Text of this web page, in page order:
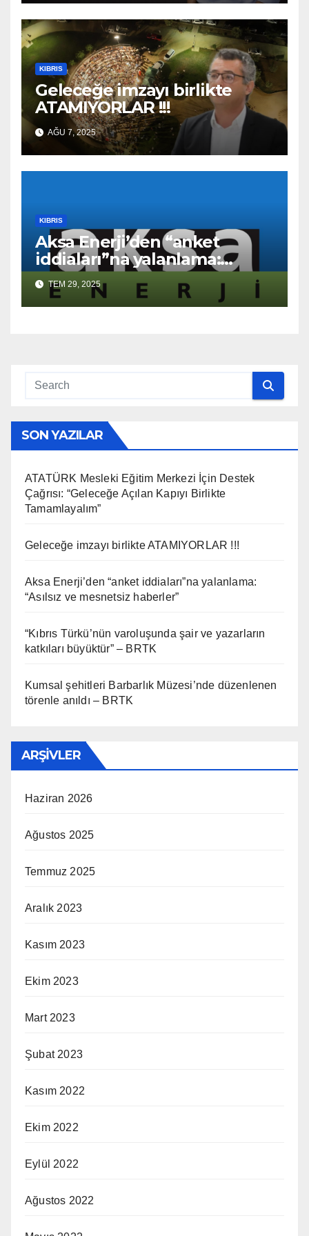
KIBRIS
Geleceğe imzayı birlikte
ATAMIYORLAR !!!
AĞU 7, 2025
KIBRIS
Aksa Enerji’den “anket
iddiaları”na yalanlama:
“Asılsız ve mesnetsiz
haberler”
TEM 29, 2025
SON YAZILAR
ATATÜRK Mesleki Eğitim Merkezi İçin Destek
Çağrısı: “Geleceğe Açılan Kapıyı Birlikte
Tamamlayalım”
Geleceğe imzayı birlikte ATAMIYORLAR !!!
Aksa Enerji’den “anket iddiaları”na yalanlama:
“Asılsız ve mesnetsiz haberler”
“Kıbrıs Türkü’nün varoluşunda şair ve yazarların
katkıları büyüktür” – BRTK
Kumsal şehitleri Barbarlık Müzesi’nde düzenlenen
törenle anıldı – BRTK
ARŞIVLER
Haziran 2026
Ağustos 2025
Temmuz 2025
Aralık 2023
Kasım 2023
Ekim 2023
Mart 2023
Şubat 2023
Kasım 2022
Ekim 2022
Eylül 2022
Ağustos 2022